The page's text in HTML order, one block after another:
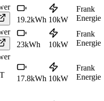
19.2kWh 10kW
Frank
Energie
23kWh 10kW
Frank
Energie
17.8kWh 10kW
Frank
Energie